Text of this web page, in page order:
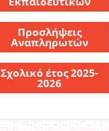
Προσλήψεις
Αναπληρωτών
Σχολικό έτος 2025-
2026